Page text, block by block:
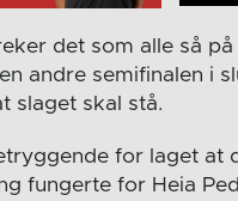
det som alle så
andre semifinalen i
slaget skal stå.
for laget at
fungerte for Heia